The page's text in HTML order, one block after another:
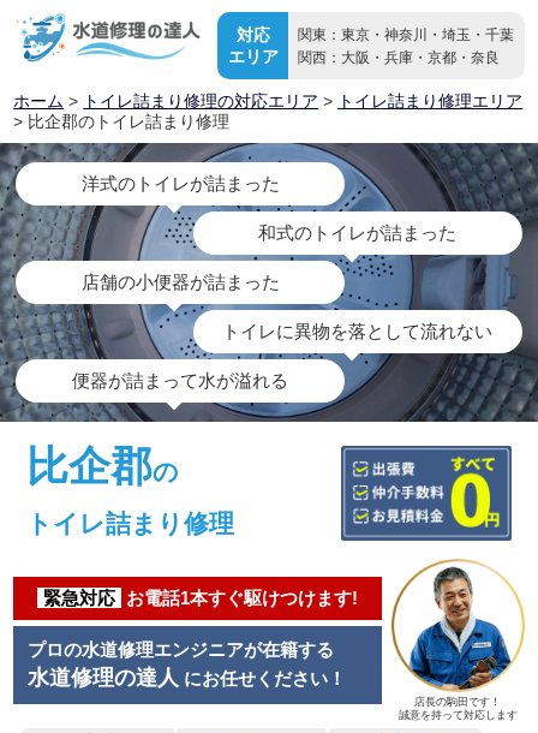
対応
エリア
関東：東京・神奈川・埼玉・千葉
関西：大阪・兵庫・京都・奈良
ホーム > トイレ詰まり修理の対応エリア > トイレ詰まり修理エリア
> 比企郡のトイレ詰まり修理
洋式のトイレが詰まった
和式のトイレが詰まった
店舗の小便器が詰まった
トイレに異物を落として流れない
便器が詰まって水が溢れる
比企郡の
トイレ詰まり修理
緊急対応 お電話1本すぐ駆けつけます!
プロの水道修理エンジニアが在籍する
水道修理の達人 にお任せください！
店長の駒田です！
誠意を持って対応します